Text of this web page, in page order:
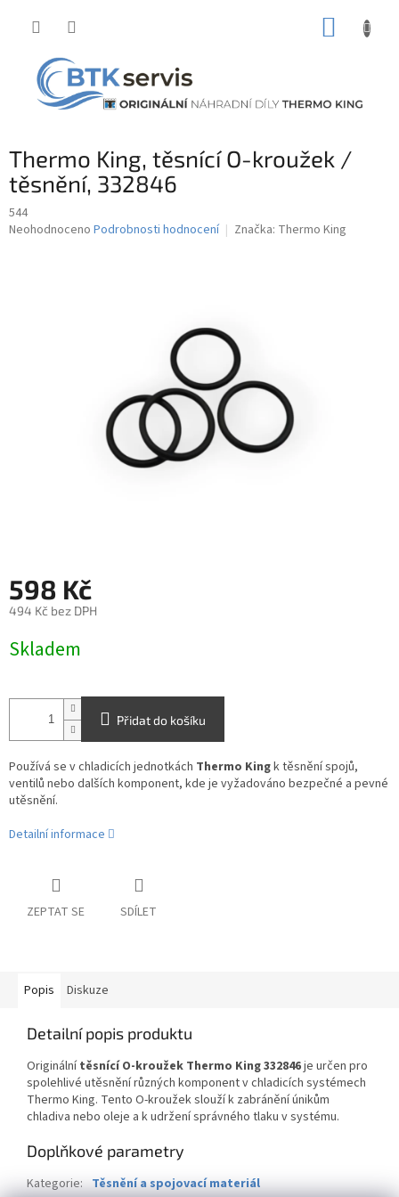
Thermo King, těsnící O-kroužek /
těsnění, 332846
544
Průměrné
Neohodnoceno Podrobnosti hodnocení Značka: Thermo King
598 Kč
494 Kč bez DPH
cena:
Skladem
Přidat do košíku
Používá se v chladicích jednotkách Thermo Kingk těsnění spojů,
ventilů nebo dalších komponent, kde je vyžadováno bezpečné a pevné
utěsnění.
Detailní informace
ZEPTAT SE SDÍLET
Popis Diskuze
Detailní popis produktu
Originálnítěsnící O-kroužek Thermo King 332846je určen pro
spolehlivé utěsnění různých komponent v chladicích systémech
Thermo King. Tento O-kroužek slouží k zabránění únikům
chladiva nebo oleje a k udržení správného tlaku v systému.
Doplňkové parametry
Kategorie: Těsnění a spojovací materiál